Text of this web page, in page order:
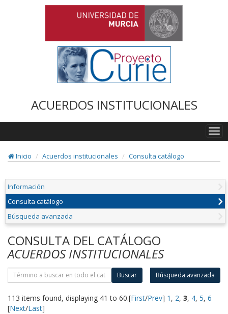
ACUERDOS INSTITUCIONALES
Inicio
Acuerdos institucionales Consulta catálogo
Información
Consulta catálogo
Búsqueda avanzada
CONSULTA DEL CATÁLOGO
ACUERDOS INSTITUCIONALES
Buscar Búsqueda avanzada
113 items found, displaying 41 to 60.[First/Prev] 1 , 2, 3, 4, 5, 6
[Next/Last]